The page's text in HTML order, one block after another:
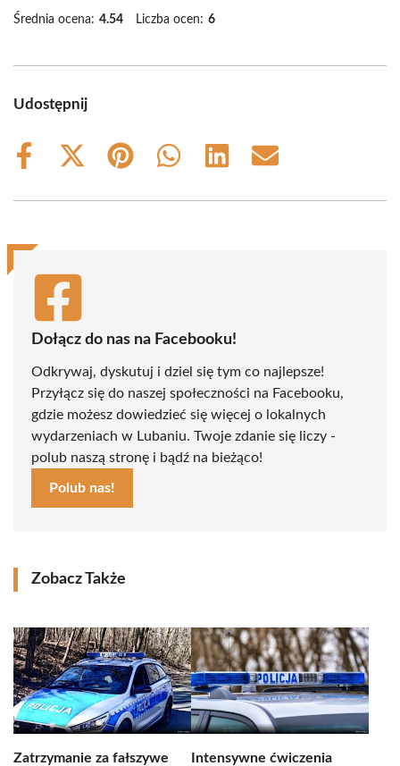
Średnia ocena: 4.54 Liczba ocen: 6
Udostępnij
Share
Share
(Twitter)
Share
Share
Share
Share
Dołącz do nas na Facebooku!
Odkrywaj, dyskutuj i dziel się tym co najlepsze!
Przyłącz się do naszej społeczności na Facebooku,
gdzie możesz dowiedzieć się więcej o lokalnych
wydarzeniach w Lubaniu. Twoje zdanie się liczy -
polub naszą stronę i bądź na bieżąco!
Polub nas!
Zobacz Także
Zatrzymanie za fałszywe Intensywne ćwiczenia